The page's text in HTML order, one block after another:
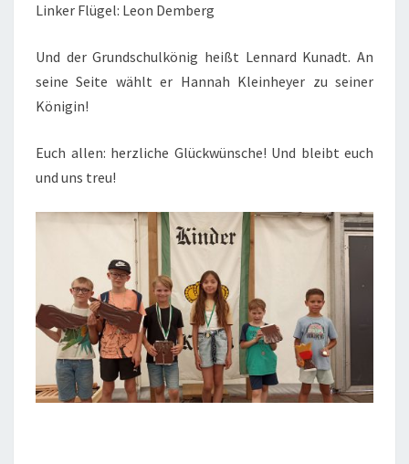
Linker Flügel: Leon Demberg
Und der Grundschulkönig heißt Lennard Kunadt. An
seine Seite wählt er Hannah Kleinheyer zu seiner
Königin!
Euch allen: herzliche Glückwünsche! Und bleibt euch
und uns treu!